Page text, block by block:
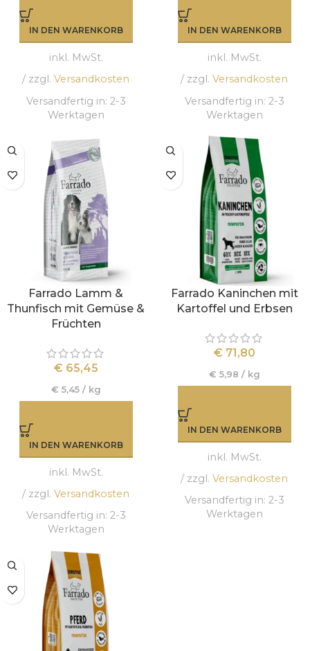
IN DEN WARENKORB
inkl. MwSt.
/ zzgl. Versandkosten
Versandfertig in: 2-3
Werktagen
IN DEN WARENKORB
inkl. MwSt.
/ zzgl. Versandkosten
Versandfertig in: 2-3
Werktagen
Farrado Lamm &
Thunfisch mit Gemüse &
Früchten
€ 65,45
€ 5,45/ kg
IN DEN WARENKORB
inkl. MwSt.
/ zzgl. Versandkosten
Versandfertig in: 2-3
Werktagen
Farrado Kaninchen mit
Kartoffel und Erbsen
€ 71,80
€ 5,98 / kg
IN DEN WARENKORB
inkl. MwSt.
/ zzgl. Versandkosten
Versandfertig in: 2-3
Werktagen